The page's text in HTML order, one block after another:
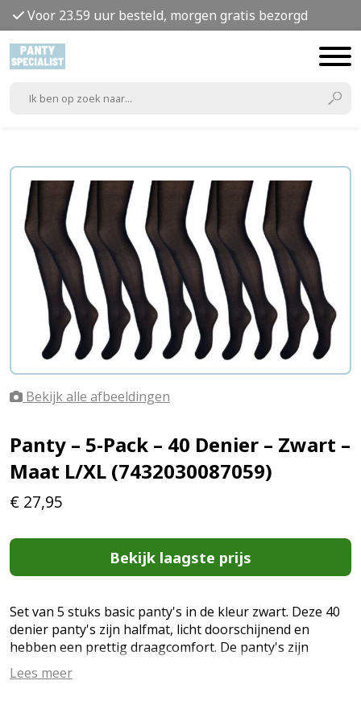
Voor 23.59 uur besteld, morgen gratis bezorgd
Bekijk alle afbeeldingen
Panty – 5-Pack – 40 Denier – Zwart –
Maat L/XL (7432030087059)
€ 27,95
Bekijk laagste prijs
Set van 5 stuks basic panty's in de kleur zwart. Deze 40
denier panty's zijn halfmat, licht doorschijnend en
hebben een prettig draagcomfort. De panty's zijn
elastisch, sterk en voelen zacht aan. Deze comfortabele
panty's zijn dan ook een ideale basic voor dagelijks
Lees meer